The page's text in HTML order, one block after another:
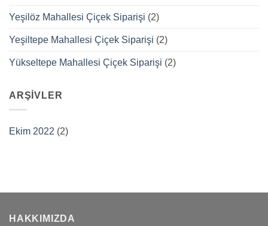
Yeşilöz Mahallesi Çiçek Siparişi (2)
Yeşiltepe Mahallesi Çiçek Siparişi (2)
Yükseltepe Mahallesi Çiçek Siparişi (2)
ARŞIVLER
Ekim 2022 (2)
HAKKIMIZDA